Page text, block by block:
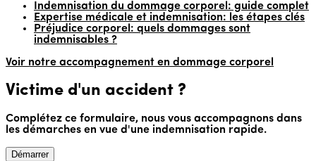
Indemnisation du dommage corporel: guide complet
Expertise médicale et indemnisation: les étapes clés
Préjudice corporel: quels dommages sont
indemnisables ?
Voir notre accompagnement en dommage corporel
Victime d'un accident ?
Complétez ce formulaire, nous vous accompagnons dans
les démarches en vue d'une indemnisation rapide.
Démarrer